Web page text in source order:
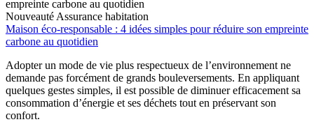
Nouveauté Assurance habitation
Maison éco-responsable : 4 idées simples pour réduire son empreinte
carbone au quotidien
Adopter un mode de vie plus respectueux de l’environnement ne
demande pas forcément de grands bouleversements. En appliquant
quelques gestes simples, il est possible de diminuer efficacement sa
consommation d’énergie et ses déchets tout en préservant son
confort.